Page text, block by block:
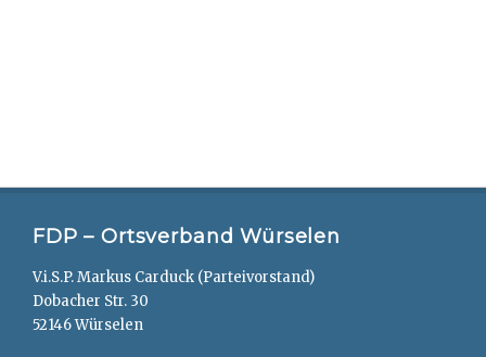
FDP – Ortsverband Würselen
V.i.S.P. Markus Carduck (Parteivorstand)
Dobacher Str. 30
52146 Würselen